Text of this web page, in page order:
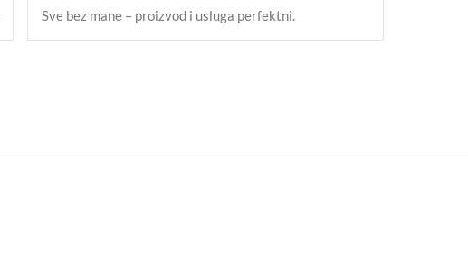
Sve bez mane – proizvod i usluga perfektni.